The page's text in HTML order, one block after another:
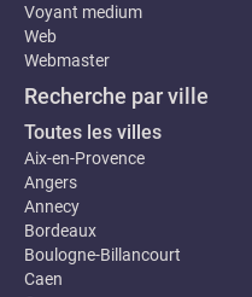
Voyant medium
Web
Webmaster
Recherche par ville
Toutes les villes
Aix-en-Provence
Angers
Annecy
Bordeaux
Boulogne-Billancourt
Caen